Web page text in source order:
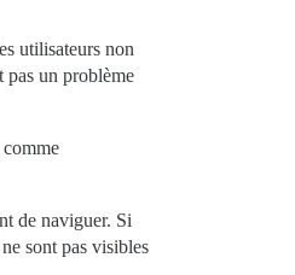
utilisateurs non
pas un problème
de naviguer. Si
sont pas visibles